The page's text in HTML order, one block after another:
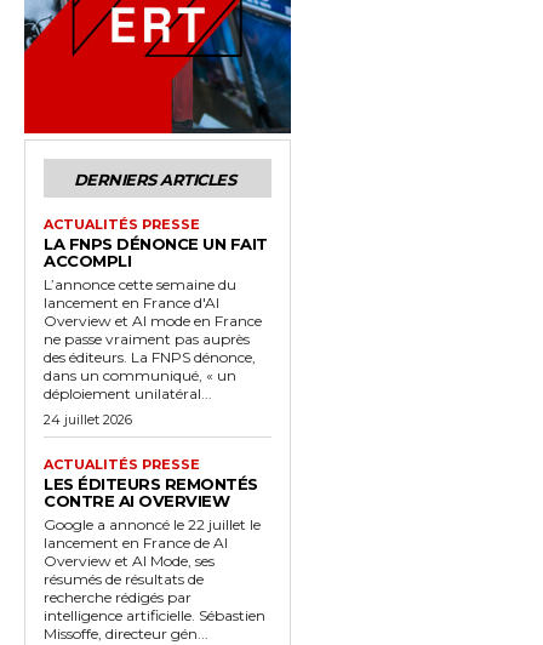
DERNIERS ARTICLES
ACTUALITÉS PRESSE
LA FNPS DÉNONCE UN FAIT
ACCOMPLI
L’annonce cette semaine du
lancement en France d'AI
Overview et AI mode en France
ne passe vraiment pas auprès
des éditeurs. La FNPS dénonce,
dans un communiqué, « un
déploiement unilatéral...
24 juillet 2026
ACTUALITÉS PRESSE
LES ÉDITEURS REMONTÉS
CONTRE AI OVERVIEW
Google a annoncé le 22 juillet le
lancement en France de AI
Overview et AI Mode, ses
résumés de résultats de
recherche rédigés par
intelligence artificielle. Sébastien
Missoffe, directeur gén...